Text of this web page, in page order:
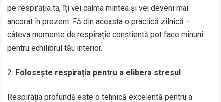
pe respirația ta, îți vei calma mintea și vei deveni mai
ancorat în prezent. Fă din aceasta o practică zilnică –
câteva momente de respirație conștientă pot face minuni
pentru echilibrul tău interior.
Folosește respirația pentru a elibera stresul
Respirația profundă este o tehnică excelentă pentru a